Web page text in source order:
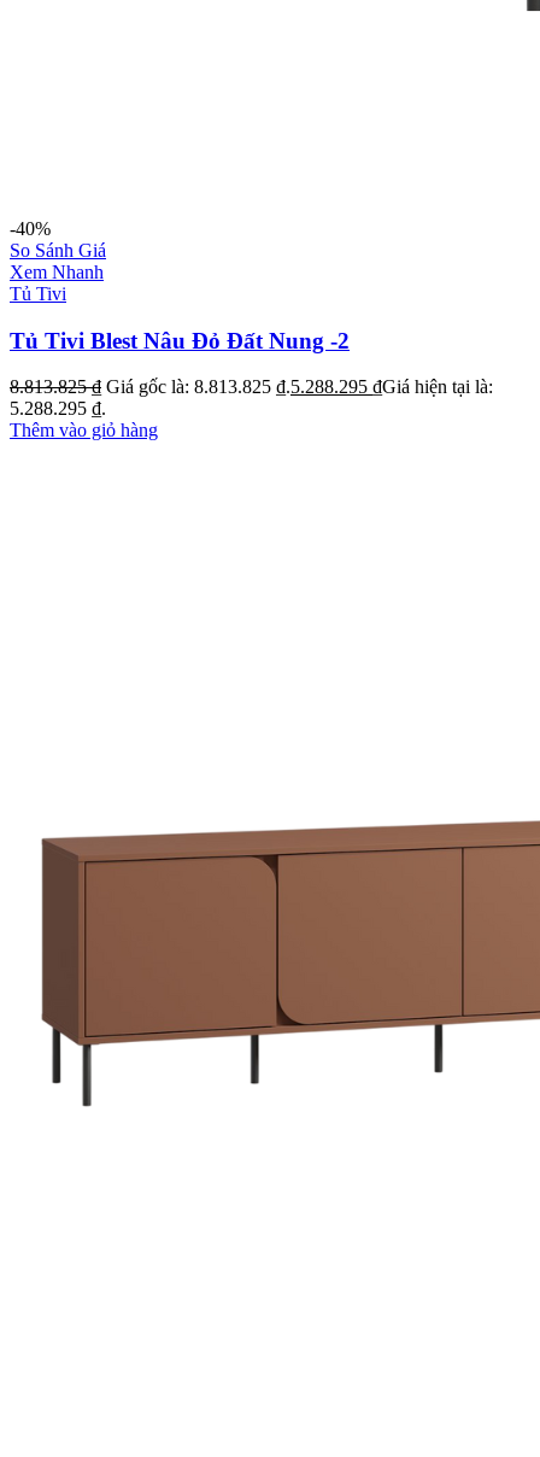
-40%
So Sánh Giá
Xem Nhanh
Tủ Tivi
Tủ Tivi Blest Nâu Đỏ Đất Nung -2
8.813.825₫ Giá gốc là: 8.813.825 ₫.5.288.295 ₫Giá hiện tại là:
5.288.295 ₫.
Thêm vào giỏ hàng